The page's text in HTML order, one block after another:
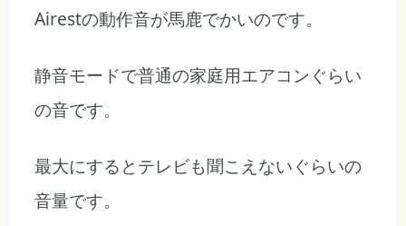
Airestの動作音が馬鹿でかいのです。
静音モードで普通の家庭用エアコンぐらい
の音です。
最大にするとテレビも聞こえないぐらいの
音量です。